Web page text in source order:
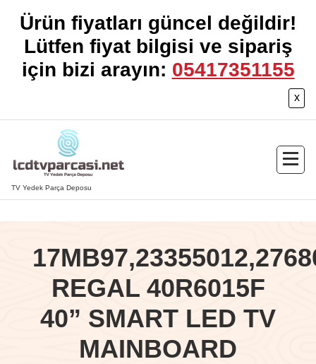
Ürün fiyatları güncel değildir!
Lütfen fiyat bilgisi ve sipariş
için bizi arayın: 05417351155
x
TV Yedek Parça Deposu
REGAL 40R6015F
40” SMART LED TV
MAINBOARD